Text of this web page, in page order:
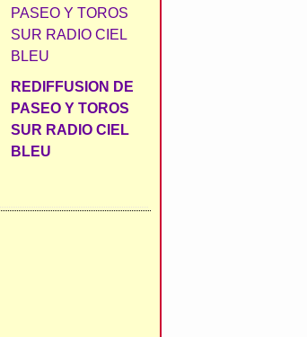
REDIFFUSION DE
PASEO Y TOROS
SUR RADIO CIEL
BLEU